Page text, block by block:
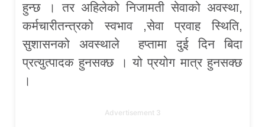
हुन्छ । तर अहिलेको निजामती सेवाको अवस्था,
कर्मचारीतन्त्रको स्वभाव ,सेवा प्रवाह स्थिति,
सुशासनको अवस्थाले हप्तामा दुई दिन बिदा
प्रत्युत्पादक हुनसक्छ । यो प्रयोग मात्र हुनसक्छ
।
Advertisement 3